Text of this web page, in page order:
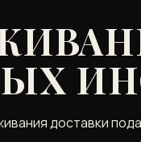
доставки